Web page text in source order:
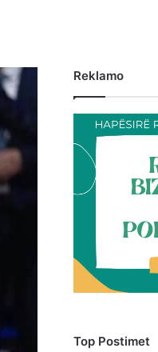
Reklamo
Top Postimet